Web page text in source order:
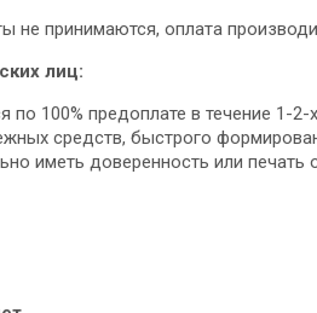
не принимаются, оплата
лиц:
по 100% предоплате в течение 1-
средств, быстрого
иметь доверенность или печать